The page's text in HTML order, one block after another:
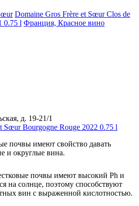
Domaine Gros Frère et Sœur Clos de
0.75 l Франция, Красное вино
д. 19-21/1
почвы имеют свойство давать
и округлые вина.
почвы имеют высокий Ph и
на солнце, поэтому способствуют
вин с выраженной кислотностью.